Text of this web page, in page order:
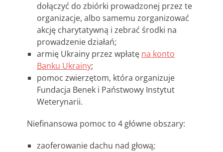
dołączyć do zbiórki prowadzonej przez te
organizacje, albo samemu zorganizować
akcję charytatywną i zebrać środki na
prowadzenie działań;
armię Ukrainy przez wpłatę na konto
Banku Ukrainy;
pomoc zwierzętom, która organizuje
Fundacja Benek i Państwowy Instytut
Weterynarii.
Niefinansowa pomoc to 4 główne obszary:
zaoferowanie dachu nad głową;